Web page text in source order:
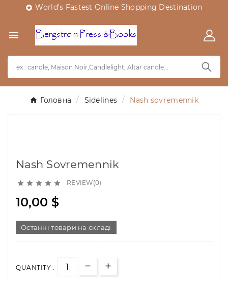
 World's Fastest Online Shopping Destination

Головна Sidelines Nash sovremennik
Nash Sovremennik
     REVIEW(0)
10,00 $
Останні товари на складі
QUANTITY :